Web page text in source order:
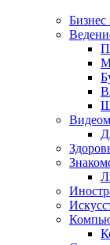
Бизнес